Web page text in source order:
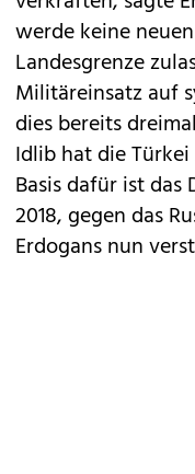
werde keine
Landesgrenze
Militäreinsatz auf
dies bereits
Idlib hat die
Basis dafür ist das
2018, gegen das
Erdogans nun